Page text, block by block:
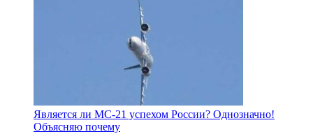
Является ли МС-21 успехом России? Однозначно!
Объясняю почему